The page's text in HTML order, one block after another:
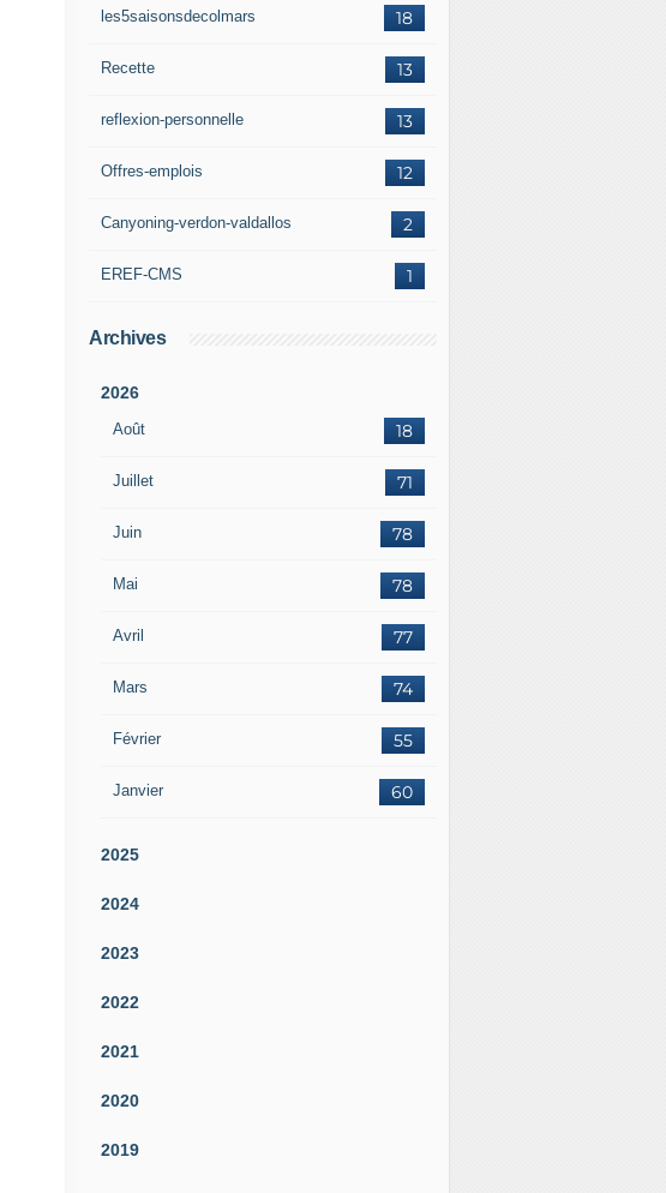
18
les5saisonsdecolmars
13
Recette
13
reflexion-personnelle
12
Offres-emplois
2
Canyoning-verdon-valdallos
1
EREF-CMS
Archives
2026
Août 18
Juillet 71
Juin 78
Mai 78
Avril 77
Mars 74
Février 55
Janvier 60
2025
2024
2023
2022
2021
2020
2019